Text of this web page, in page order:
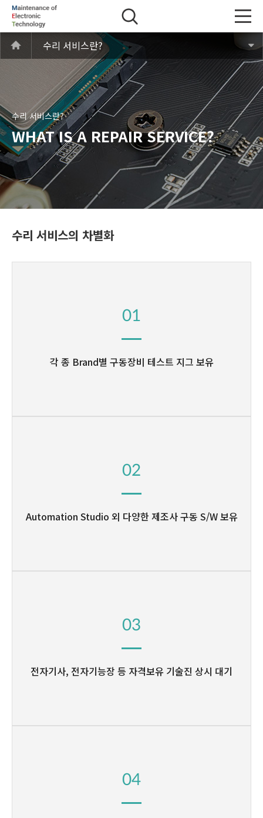
수리 서비스란?
수리 서비스란?
WHAT IS A REPAIR SERVICE?
수리 서비스의 차별화
01
각 종 Brand별 구동장비 테스트 지그 보유
02
Automation Studio 외 다양한 제조사 구동 S/W 보유
03
전자기사, 전자기능장 등 자격보유 기술진 상시 대기
04